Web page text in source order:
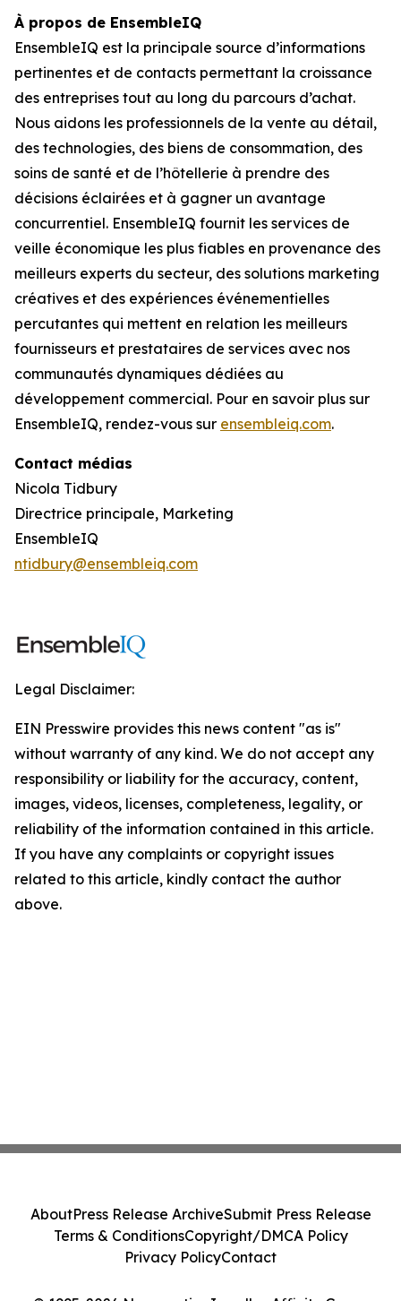
À propos de EnsembleIQ
EnsembleIQ est la principale source d’informations
pertinentes et de contacts permettant la croissance
des entreprises tout au long du parcours d’achat.
Nous aidons les professionnels de la vente au détail,
des technologies, des biens de consommation, des
soins de santé et de l’hôtellerie à prendre des
décisions éclairées et à gagner un avantage
concurrentiel. EnsembleIQ fournit les services de
veille économique les plus fiables en provenance des
meilleurs experts du secteur, des solutions marketing
créatives et des expériences événementielles
percutantes qui mettent en relation les meilleurs
fournisseurs et prestataires de services avec nos
communautés dynamiques dédiées au
développement commercial. Pour en savoir plus sur
EnsembleIQ, rendez-vous sur ensembleiq.com.
Contact médias
Nicola Tidbury
Directrice principale, Marketing
EnsembleIQ
ntidbury@ensembleiq.com
Legal Disclaimer:
EIN Presswire provides this news content "as is"
without warranty of any kind. We do not accept any
responsibility or liability for the accuracy, content,
images, videos, licenses, completeness, legality, or
reliability of the information contained in this article.
If you have any complaints or copyright issues
related to this article, kindly contact the author
above.
AboutPress Release ArchiveSubmit Press Release
Terms & ConditionsCopyright/DMCA Policy
Privacy PolicyContact